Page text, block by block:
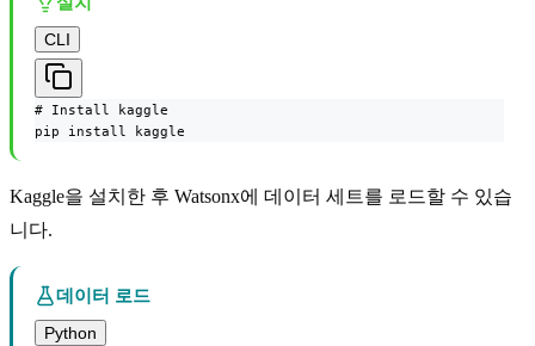
CLI
# Install kaggle
pip install kaggle
Kaggle을 설치한 후 Watsonx에 데이터 세트를 로드할 수 있습
니다.
데이터 로드
Python